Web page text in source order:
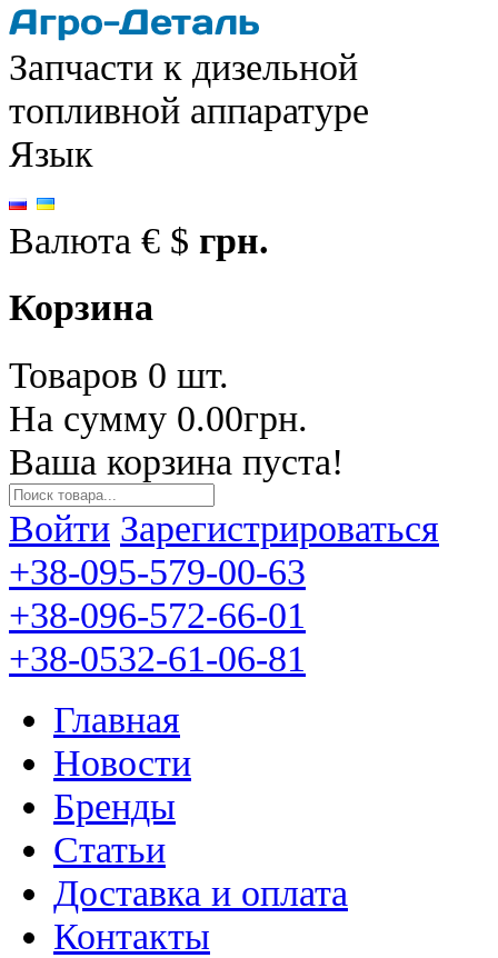
Запчасти к дизельной
топливной аппаратуре
Язык
Валюта € $ грн.
Корзина
Товаров 0 шт.
На сумму 0.00грн.
Ваша корзина пуста!
Войти Зарегистрироваться
+38-095-579-00-63
+38-096-572-66-01
+38-0532-61-06-81
Главная
Новости
Бренды
Статьи
Доставка и оплата
Контакты